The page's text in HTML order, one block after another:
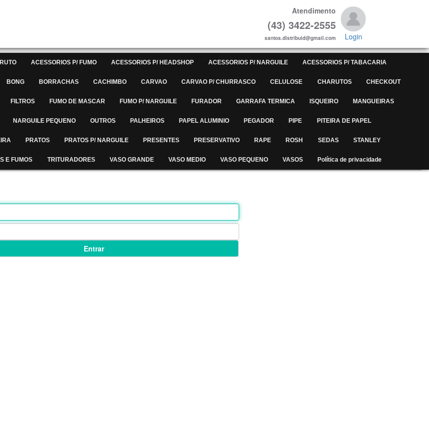
Atendimento
(43) 3422-2555
santos.distribuid@gmail.com Login
ACESSORIOS P/ FUMO ACESSORIOS P/ HEADSHOP ACESSORIOS P/ NARGUILE ACESSORIOS P/ TABACARIA
BONG BORRACHAS CACHIMBO CARVAO CARVAO P/ CHURRASCO CELULOSE CHARUTOS CHECKOUT
FILTROS FUMO DE MASCAR FUMO P/ NARGUILE FURADOR GARRAFA TERMICA ISQUEIRO MANGUEIRAS
NARGUILE PEQUENO OUTROS PALHEIROS PAPEL ALUMINIO PEGADOR PIPE PITEIRA DE PAPEL
PRATOS PRATOS P/ NARGUILE PRESENTES PRESERVATIVO RAPE ROSH SEDAS STANLEY
E FUMOS TRITURADORES VASO GRANDE VASO MEDIO VASO PEQUENO VASOS Política de privacidade